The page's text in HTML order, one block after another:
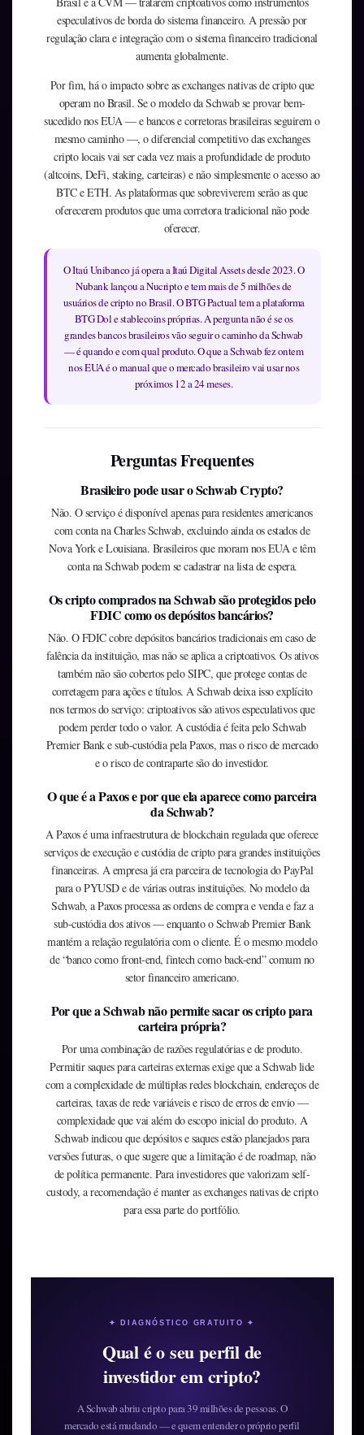
especulativos de borda do sistema financeiro. A pressão por
regulação clara e integração com o sistema financeiro tradicional
aumenta globalmente.
Por fim, há o impacto sobre as exchanges nativas de cripto que
operam no Brasil. Se o modelo da Schwab se provar bem-
sucedido nos EUA — e bancos e corretoras brasileiras seguirem o
mesmo caminho —, o diferencial competitivo das exchanges
cripto locais vai ser cada vez mais a profundidade de produto
(altcoins, DeFi, staking, carteiras) e não simplesmente o acesso ao
BTC e ETH. As plataformas que sobreviverem serão as que
oferecerem produtos que uma corretora tradicional não pode
oferecer.
O Itaú Unibanco já opera a Itaú Digital Assets desde 2023. O
Nubank lançou a Nucripto e tem mais de 5 milhões de
usuários de cripto no Brasil. O BTG Pactual tem a plataforma
BTG Dol e stablecoins próprias. A pergunta não é se os
grandes bancos brasileiros vão seguir o caminho da Schwab
— é quando e com qual produto. O que a Schwab fez ontem
nos EUA é o manual que o mercado brasileiro vai usar nos
próximos 12 a 24 meses.
Perguntas Frequentes
Brasileiro pode usar o Schwab Crypto?
Não. O serviço é disponível apenas para residentes americanos
com conta na Charles Schwab, excluindo ainda os estados de
Nova York e Louisiana. Brasileiros que moram nos EUA e têm
conta na Schwab podem se cadastrar na lista de espera.
Os cripto comprados na Schwab são protegidos pelo
FDIC como os depósitos bancários?
Não. O FDIC cobre depósitos bancários tradicionais em caso de
falência da instituição, mas não se aplica a criptoativos. Os ativos
também não são cobertos pelo SIPC, que protege contas de
corretagem para ações e títulos. A Schwab deixa isso explícito
nos termos do serviço: criptoativos são ativos especulativos que
podem perder todo o valor. A custódia é feita pelo Schwab
Premier Bank e sub-custódia pela Paxos, mas o risco de mercado
e o risco de contraparte são do investidor.
O que é a Paxos e por que ela aparece como parceira
da Schwab?
A Paxos é uma infraestrutura de blockchain regulada que oferece
serviços de execução e custódia de cripto para grandes instituições
financeiras. A empresa já era parceira de tecnologia do PayPal
para o PYUSD e de várias outras instituições. No modelo da
Schwab, a Paxos processa as ordens de compra e venda e faz a
sub-custódia dos ativos — enquanto o Schwab Premier Bank
mantém a relação regulatória com o cliente. É o mesmo modelo
de “banco como front-end, fintech como back-end” comum no
setor financeiro americano.
Por que a Schwab não permite sacar os cripto para
carteira própria?
Por uma combinação de razões regulatórias e de produto.
Permitir saques para carteiras externas exige que a Schwab lide
com a complexidade de múltiplas redes blockchain, endereços de
carteiras, taxas de rede variáveis e risco de erros de envio —
complexidade que vai além do escopo inicial do produto. A
Schwab indicou que depósitos e saques estão planejados para
versões futuras, o que sugere que a limitação é de roadmap, não
de política permanente. Para investidores que valorizam self-
custody, a recomendação é manter as exchanges nativas de cripto
para essa parte do portfólio.
✦ DIAGNÓSTICO GRATUITO ✦
Qual é o seu perfil de
investidor em cripto?
A Schwab abriu cripto para 39 milhões de pessoas. O
mercado está mudando — e quem entender o próprio perfil